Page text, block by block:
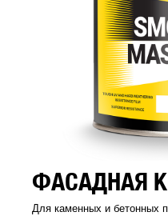
ФАСАДНАЯ
Для каменных и бетонных